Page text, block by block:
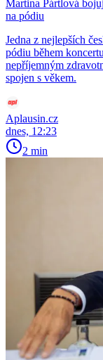
Martina Pártlová
na pódiu
Jedna z nejlepších
pódiu během
nepříjemným
spojen s věkem.
Aplausin.cz
dnes, 12:23
2 min